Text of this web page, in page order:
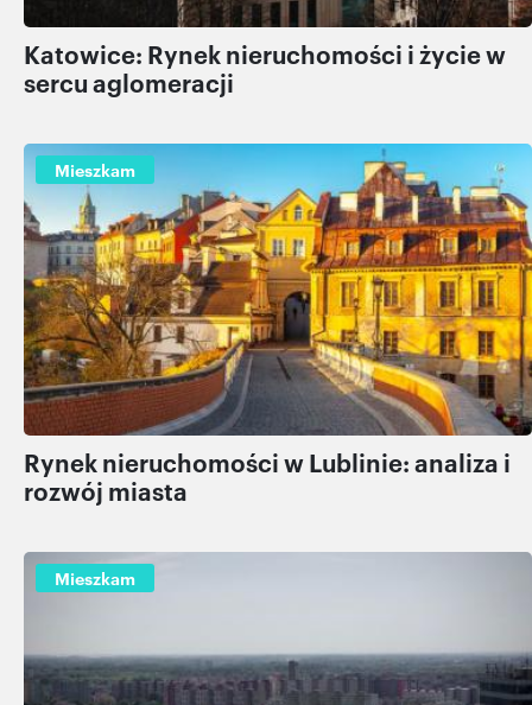
Katowice: Rynek nieruchomości i życie w
sercu aglomeracji
Mieszkam
Rynek nieruchomości w Lublinie: analiza i
rozwój miasta
Mieszkam